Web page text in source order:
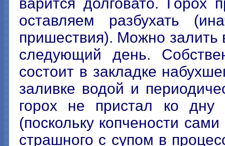
оставляем разбухать
пришествия). Можно залить
следующий день.
состоит в закладке
заливке водой и
горох не пристал ко дну
(поскольку копчености
страшного с супом в